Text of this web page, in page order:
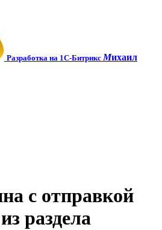
Разработка на 1С-БитриксМихаил
с отправкой
раздела